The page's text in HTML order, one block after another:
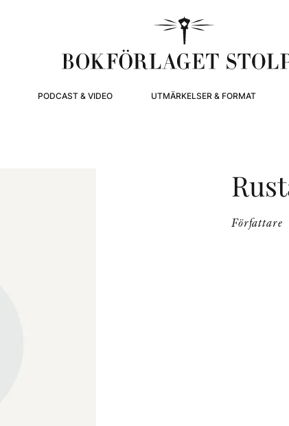
PODCAST & VIDEO UTMÄRKELSER & FORMAT
Författare